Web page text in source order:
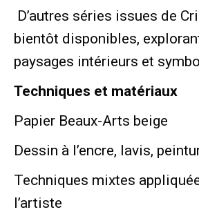
D’autres séries issues de
bientôt disponibles,
paysages intérieurs et
Techniques et matériaux
Papier Beaux-Arts beige
Dessin à l’encre, lavis,
Techniques mixtes
l’artiste